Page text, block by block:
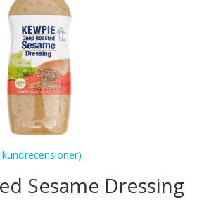
5
kundrecensioner)
Sesame Dressing